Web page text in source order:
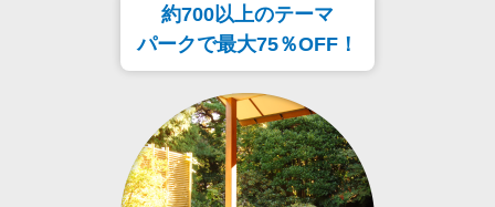
約700以上のテーマ
パークで最大75％OFF！